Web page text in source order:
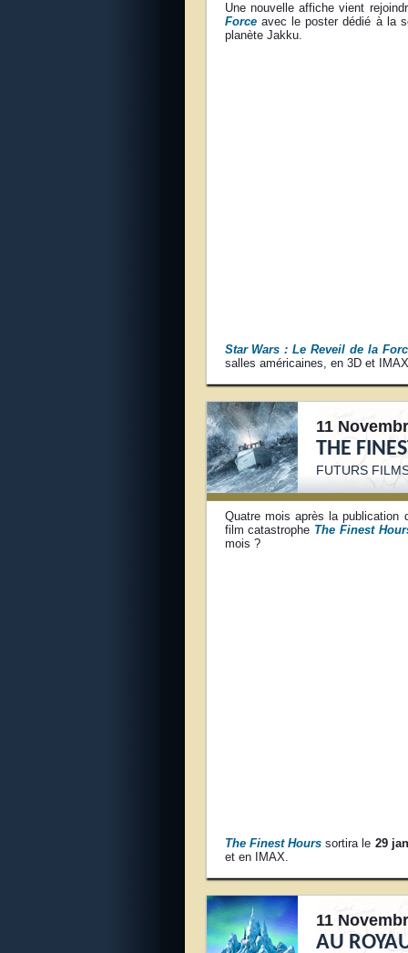
Une nouvelle affiche vient
Forceavec le poster dédié à la
planète Jakku.
Star Wars : Le Reveil de la
salles américaines, en 3D et
11
THE
FUTURS
Quatre mois après la publication
film catastrophe The Finest
mois ?
The Finest Hourssortira le 29
et en IMAX.
11
AU